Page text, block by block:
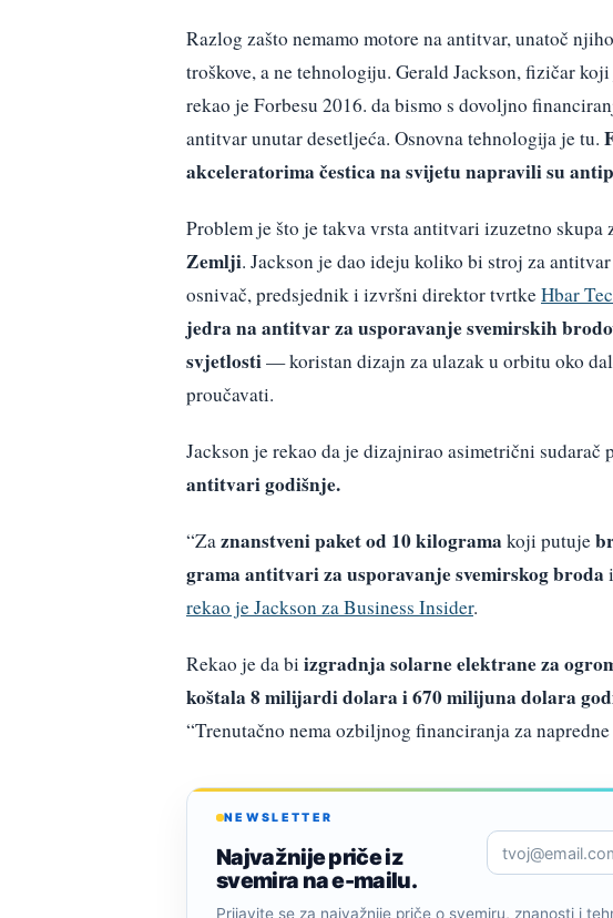
Razlog zašto nemamo motore na antitvar, unatoč
troškove, a ne tehnologiju. Gerald Jackson, fizičar
rekao je Forbesu 2016. da bismo s dovoljno
antitvar unutar desetljeća. Osnovna tehnologija je tu.
akceleratorima čestica na svijetu napravili su
Problem je što je takva vrsta antitvari izuzetno skupa
Zemlji. Jackson je dao ideju koliko bi stroj za
osnivač, predsjednik i izvršni direktor tvrtkeHbar
jedra na antitvar za usporavanje svemirskih
svjetlosti— koristan dizajn za ulazak u orbitu oko
proučavati.
Jackson je rekao da je dizajnirao asimetrični
antitvari godišnje.
“Zaznanstveni paket od 10 kilograma koji putuje
grama antitvari za usporavanje svemirskog broda
rekao je Jackson za Business Insider.
Rekao je da bi izgradnja solarne elektrane za
koštala 8 milijardi dolara i 670 milijuna dolara
“Trenutačno nema ozbiljnog financiranja za
NEWSLETTER
Najvažnije priče iz
svemira na e-mailu.
Prijavite se za najvažnije priče o svemiru, znanosti i